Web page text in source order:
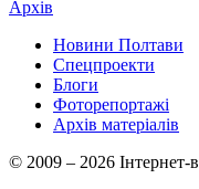
Архів
Новини Полтави
Спецпроекти
Блоги
Фоторепортажі
Архів матеріалів
© 2009 – 2026